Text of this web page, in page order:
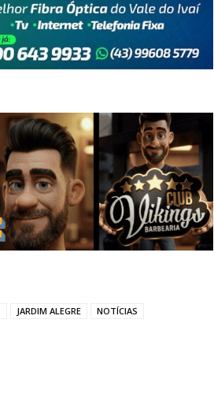
JARDIM ALEGRE
NOTÍCIAS